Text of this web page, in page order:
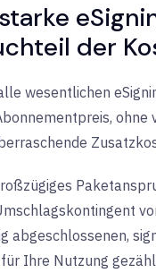
der
wesentlichen
ohne
abgeschlossenen,
Ihre Nutzung